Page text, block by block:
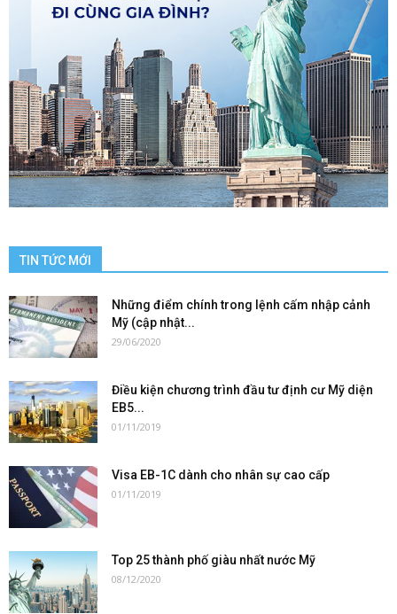
TIN TỨC MỚI
Những điểm chính trong lệnh cấm nhập cảnh
Mỹ (cập nhật...
29/06/2020
Điều kiện chương trình đầu tư định cư Mỹ diện
EB5...
01/11/2019
Visa EB-1C dành cho nhân sự cao cấp
01/11/2019
Top 25 thành phố giàu nhất nước Mỹ
08/12/2020